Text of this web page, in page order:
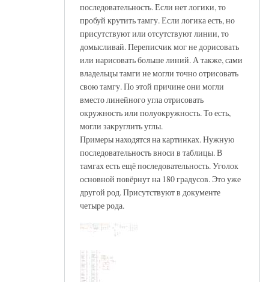
последовательность. Если нет логики, то
пробуй крутить тамгу. Если логика есть, но
присутствуют или отсутствуют линии, то
домысливай. Переписчик мог не дорисовать
или нарисовать больше линий. А также, сами
владельцы тамги не могли точно отрисовать
свою тамгу. По этой причине они могли
вместо линейного угла отрисовать
окружность или полуокружность. То есть,
могли закруглить углы.
Примеры находятся на картинках. Нужную
последовательность вноси в таблицы. В
тамгах есть ещё последовательность. Уголок
основной повёрнут на 180 градусов. Это уже
другой род. Присутствуют в документе
четыре рода.